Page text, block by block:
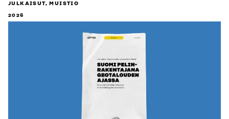
JULKAISUT, MUISTIO
2026